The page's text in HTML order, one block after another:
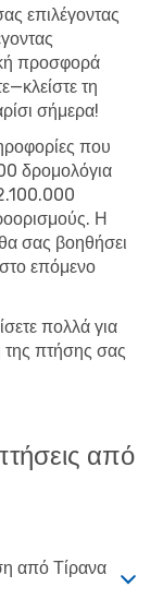
επιλέγοντας
προσφορά
τη
σήμερα!
που
δρομολόγια
Η
σας βοηθήσει
επόμενο
πολλά για
της πτήσης σας
από
από Τίρανα